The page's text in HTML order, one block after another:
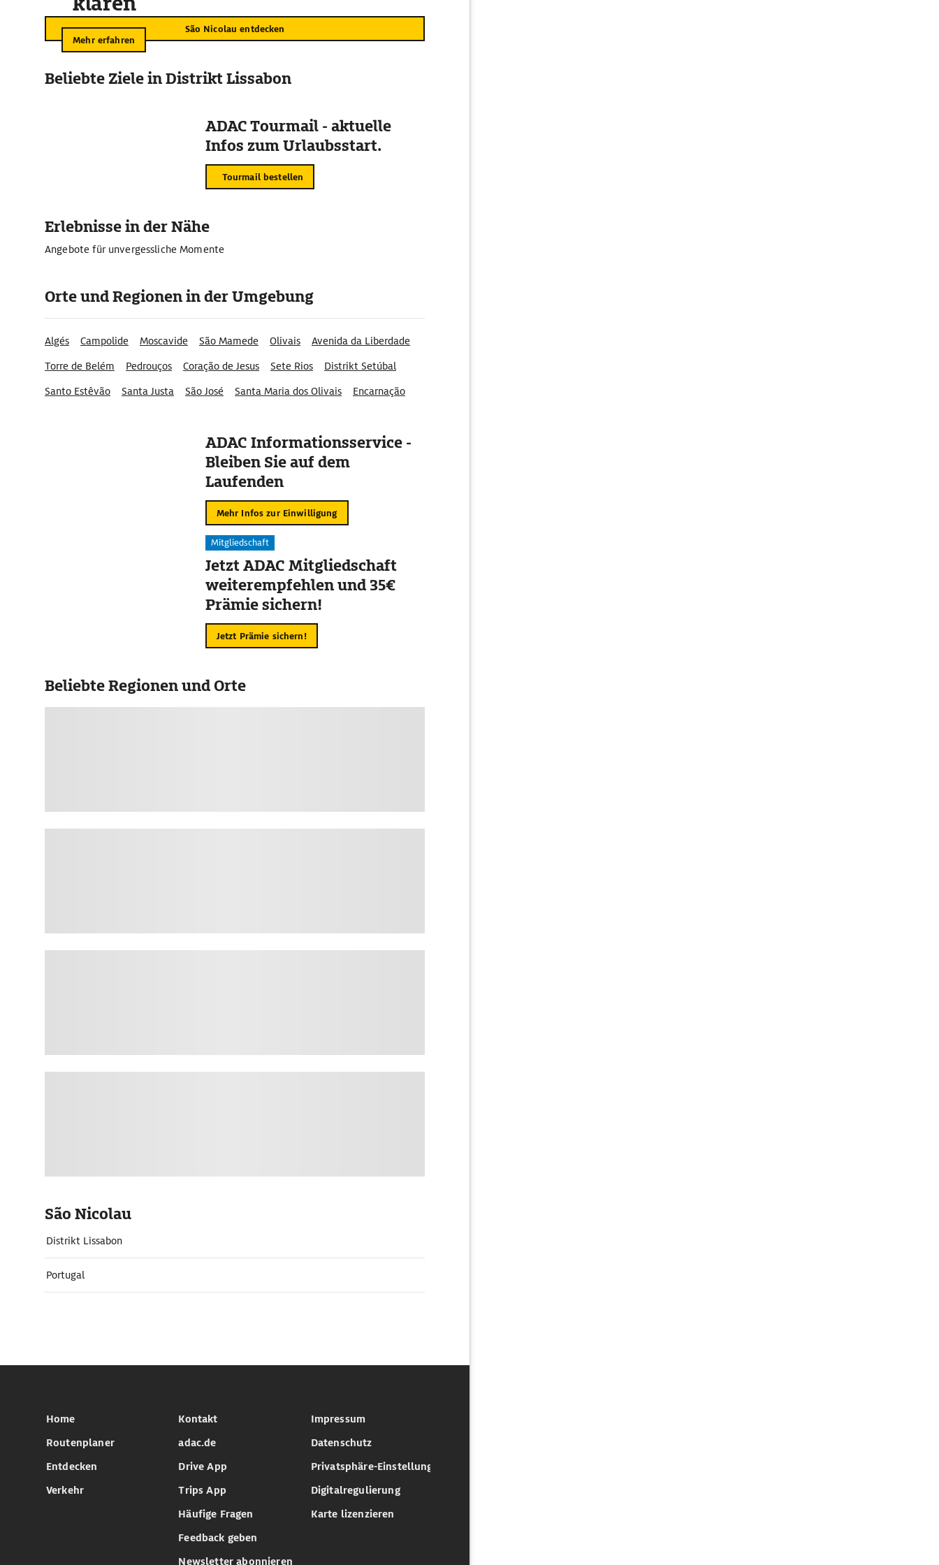
São Nicolau entdecken
Mehr erfahren
Beliebte Ziele in Distrikt Lissabon
ADAC Tourmail - aktuelle
Infos zum Urlaubsstart.
Tourmail bestellen
Erlebnisse in der Nähe
Angebote für unvergessliche Momente
Orte und Regionen in der Umgebung
Algés Campolide Moscavide São Mamede Olivais
Avenida da Liberdade
Torre de Belém
Pedrouços Coração de Jesus Sete Rios
Distrikt Setúbal
Santo Estêvão
Santa Justa São José Santa Maria dos Olivais Encarnação
ADAC Informationsservice -
Bleiben Sie auf dem
Laufenden
Mehr Infos zur Einwilligung
Mitgliedschaft
Jetzt ADAC Mitgliedschaft
weiterempfehlen und 35€
Prämie sichern!
Jetzt Prämie sichern!
Beliebte Regionen und Orte
São Nicolau
Distrikt Lissabon
Portugal
Home
Routenplaner
Entdecken
Verkehr
Kontakt
adac.de
Drive App
Trips App
Häufige Fragen
Feedback geben
Newsletter abonnieren
Impressum
Datenschutz
Privatsphäre-Einstellungen
Digitalregulierung
Karte lizenzieren